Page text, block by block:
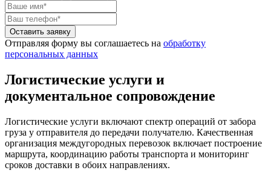
Оставить заявку
Отправляя форму вы соглашаетесь на обработку
персональных данных
Логистические услуги и
документальное сопровождение
Логистические услуги включают спектр операций от забора
груза у отправителя до передачи получателю. Качественная
организация междугородных перевозок включает построение
маршрута, координацию работы транспорта и мониторинг
сроков доставки в обоих направлениях.